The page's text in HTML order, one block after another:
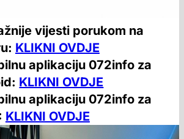
vijesti porukom na
KLIKNI OVDJE
aplikaciju 072info za
KLIKNI OVDJE
aplikaciju 072info za
KLIKNI OVDJE